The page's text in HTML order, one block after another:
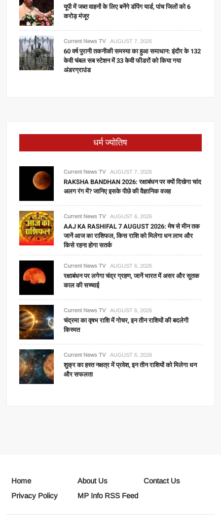
यूपी में जब्त वाहनों के लिए बनेंगे डंपिंग यार्ड, पांच जिलों को 6
करोड़ मंजूर
Current News TV AUGUST 7, 2026
60 वर्ष पुरानी तकनीकी समस्या का हुआ समाधान: इंदौर के 132
केवी चंबल सब स्टेशन में 33 केवी फीडरों को किया गया
अंडरग्राउंड
धर्म ज्योतिष
Current News TV AUGUST 7, 2026
RAKSHA BANDHAN 2026: रक्षाबंधन पर क्यों दिखेगा चांद
अलग रंग में? जानिए इसके पीछे की वैज्ञानिक वजह
Current News TV AUGUST 6, 2026
AAJ KA RASHIFAL 7 AUGUST 2026: मेष से मीन तक
जानें आज का राशिफल, किस राशि को मिलेगा धन लाभ और
किसे रहना होगा सतर्क
Current News TV AUGUST 6, 2026
रक्षाबंधन पर लगेगा चंद्र ग्रहण, जानें भारत में असर और सूतक
काल की सच्चाई
Current News TV AUGUST 6, 2026
चंद्रमा का वृषभ राशि में गोचर, इन तीन राशियों की बदलेगी
किस्मत
Current News TV AUGUST 6, 2026
शुक्र का हस्त नक्षत्र में प्रवेश, इन तीन राशियों को मिलेगा धन
और सफलता
Home About Us
Contact Us
Privacy Policy
MP Info RSS Feed